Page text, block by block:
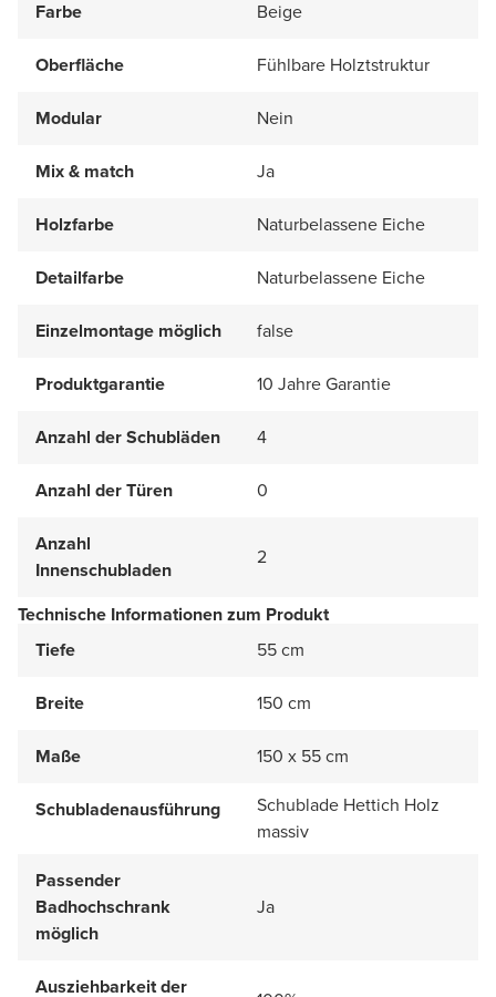
Farbe Beige
Oberfläche Fühlbare Holztstruktur
Modular Nein
Mix & match Ja
Holzfarbe Naturbelassene Eiche
Detailfarbe Naturbelassene Eiche
Einzelmontage möglich false
Produktgarantie 10 Jahre Garantie
Anzahl der Schubläden 4
Anzahl der Türen 0
Anzahl
Innenschubladen
2
Technische Informationen zum Produkt
Tiefe
55 cm
Breite 150 cm
Maße 150 x 55 cm
Schubladenausführung
Schublade Hettich Holz
massiv
Passender
Badhochschrank
möglich
Ja
Ausziehbarkeit der